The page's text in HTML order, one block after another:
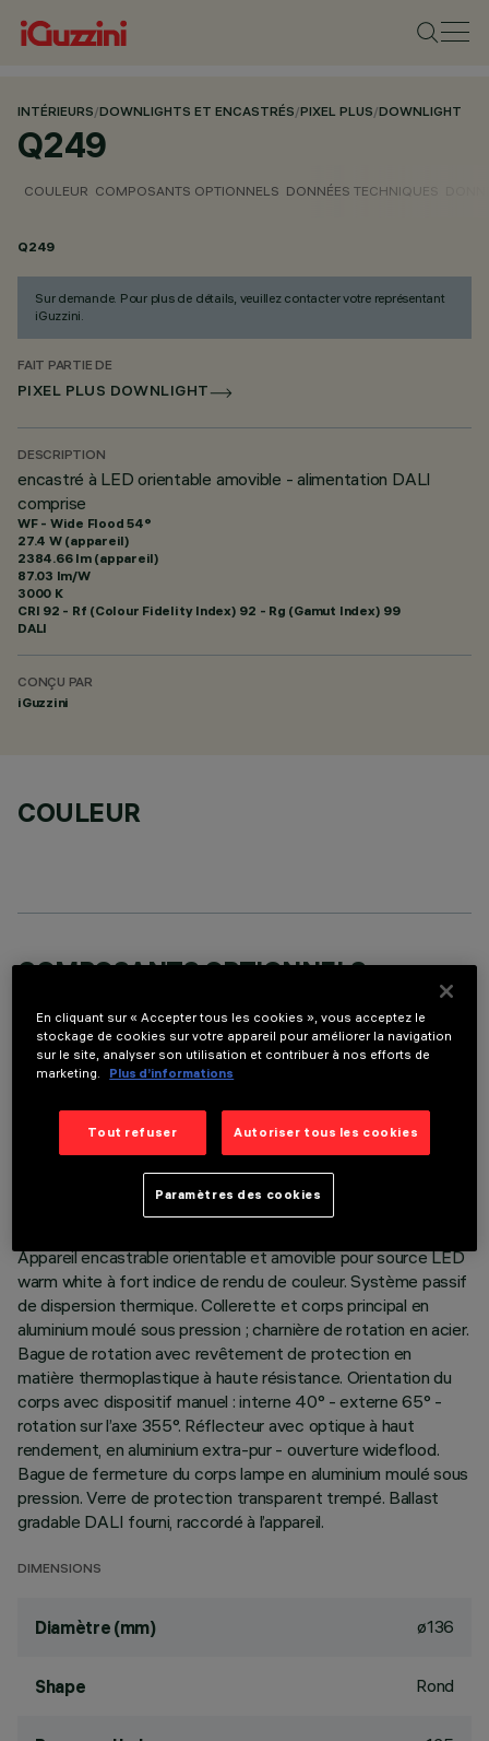
INTÉRIEURS/DOWNLIGHTS ET ENCASTRÉS/PIXEL PLUS/DOWNLIGHT
Q249
COULEUR COMPOSANTS OPTIONNELS DONNÉES TECHNIQUES
Q249
Sur demande. Pour plus de détails, veuillez contacter votre représentant
iGuzzini.
FAIT PARTIE DE
PIXEL PLUS DOWNLIGHT
DESCRIPTION
encastré à LED orientable amovible - alimentation DALI
comprise
WF - Wide Flood 54°
27.4 W (appareil)
2384.66 lm (appareil)
87.03 lm/W
3000 K
CRI 92 - Rf (Colour Fidelity Index) 92 - Rg (Gamut Index) 99
DALI
CONÇU PAR
iGuzzini
COULEUR
COMPOSANTS OPTIONNELS
DONNÉES TECHNIQUES
Appareil encastrable orientable et amovible pour source LED
warm white à fort indice de rendu de couleur. Système passif
de dispersion thermique. Collerette et corps principal en
aluminium moulé sous pression ; charnière de rotation en acier.
Bague de rotation avec revêtement de protection en
matière thermoplastique à haute résistance. Orientation du
corps avec dispositif manuel : interne 40° - externe 65° -
rotation sur l’axe 355°. Réflecteur avec optique à haut
rendement, en aluminium extra-pur - ouverture wideflood.
Bague de fermeture du corps lampe en aluminium moulé sous
pression. Verre de protection transparent trempé. Ballast
gradable DALI fourni, raccordé à l’appareil.
DIMENSIONS
Diamètre (mm) ø136
Shape Rond
En cliquant sur « Accepter tous les cookies », vous acceptez le
stockage de cookies sur votre appareil pour améliorer la navigation
sur le site, analyser son utilisation et contribuer à nos efforts de
marketing.
Plus d’informations
Tout refuser Autoriser tous les cookies
Paramètres des cookies